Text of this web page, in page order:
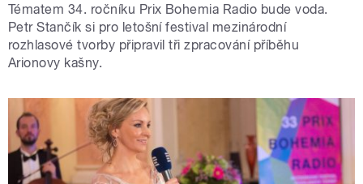
Tématem 34. ročníku Prix Bohemia Radio bude voda.
Petr Stančík si pro letošní festival mezinárodní
rozhlasové tvorby připravil tři zpracování příběhu
Arionovy kašny.